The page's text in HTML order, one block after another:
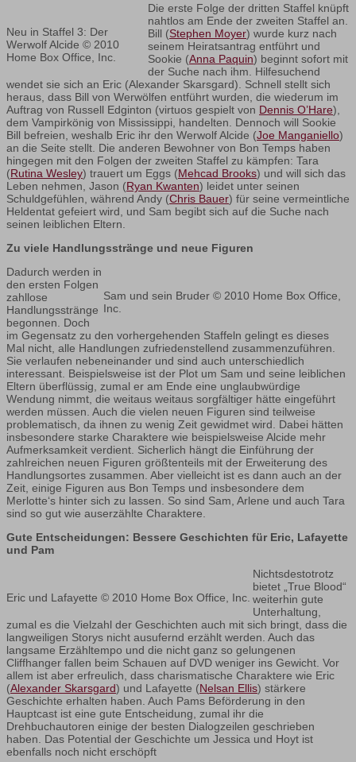
Neu in Staffel 3: Der
Werwolf Alcide © 2010
Home Box Office, Inc.
Die erste Folge der dritten Staffel knüpft
nahtlos am Ende der zweiten Staffel an.
Bill (Stephen Moyer) wurde kurz nach
seinem Heiratsantrag entführt und
Sookie (Anna Paquin) beginnt sofort mit
der Suche nach ihm. Hilfesuchend
wendet sie sich an Eric (Alexander Skarsgard). Schnell stellt sich
heraus, dass Bill von Werwölfen entführt wurden, die wiederum im
Auftrag von Russell Edginton (virtuos gespielt von Dennis O’Hare),
dem Vampirkönig von Mississippi, handelten. Dennoch will Sookie
Bill befreien, weshalb Eric ihr den Werwolf Alcide (Joe Manganiello)
an die Seite stellt. Die anderen Bewohner von Bon Temps haben
hingegen mit den Folgen der zweiten Staffel zu kämpfen: Tara
(Rutina Wesley) trauert um Eggs (Mehcad Brooks) und will sich das
Leben nehmen, Jason (Ryan Kwanten) leidet unter seinen
Schuldgefühlen, während Andy (Chris Bauer) für seine vermeintliche
Heldentat gefeiert wird, und Sam begibt sich auf die Suche nach
seinen leiblichen Eltern.
Zu viele Handlungsstränge und neue Figuren
Sam und sein Bruder © 2010 Home Box Office,
Inc.
Dadurch werden in
den ersten Folgen
zahllose
Handlungsstränge
begonnen. Doch
im Gegensatz zu den vorhergehenden Staffeln gelingt es dieses
Mal nicht, alle Handlungen zufriedenstellend zusammenzuführen.
Sie verlaufen nebeneinander und sind auch unterschiedlich
interessant. Beispielsweise ist der Plot um Sam und seine leiblichen
Eltern überflüssig, zumal er am Ende eine unglaubwürdige
Wendung nimmt, die weitaus weitaus sorgfältiger hätte eingeführt
werden müssen. Auch die vielen neuen Figuren sind teilweise
problematisch, da ihnen zu wenig Zeit gewidmet wird. Dabei hätten
insbesondere starke Charaktere wie beispielsweise Alcide mehr
Aufmerksamkeit verdient. Sicherlich hängt die Einführung der
zahlreichen neuen Figuren größtenteils mit der Erweiterung des
Handlungsortes zusammen. Aber vielleicht ist es dann auch an der
Zeit, einige Figuren aus Bon Temps und insbesondere dem
Merlotte‘s hinter sich zu lassen. So sind Sam, Arlene und auch Tara
sind so gut wie auserzählte Charaktere.
Gute Entscheidungen: Bessere Geschichten für Eric, Lafayette
und Pam
Eric und Lafayette © 2010 Home Box Office, Inc.
Nichtsdestotrotz
bietet „True Blood“
weiterhin gute
Unterhaltung,
zumal es die Vielzahl der Geschichten auch mit sich bringt, dass die
langweiligen Storys nicht ausufernd erzählt werden. Auch das
langsame Erzähltempo und die nicht ganz so gelungenen
Cliffhanger fallen beim Schauen auf DVD weniger ins Gewicht. Vor
allem ist aber erfreulich, dass charismatische Charaktere wie Eric
(Alexander Skarsgard) und Lafayette (Nelsan Ellis) stärkere
Geschichte erhalten haben. Auch Pams Beförderung in den
Hauptcast ist eine gute Entscheidung, zumal ihr die
Drehbuchautoren einige der besten Dialogzeilen geschrieben
haben. Das Potential der Geschichte um Jessica und Hoyt ist
ebenfalls noch nicht erschöpft